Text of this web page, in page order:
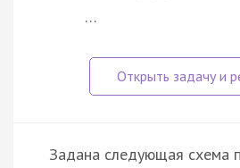
…
Задана следующая схема